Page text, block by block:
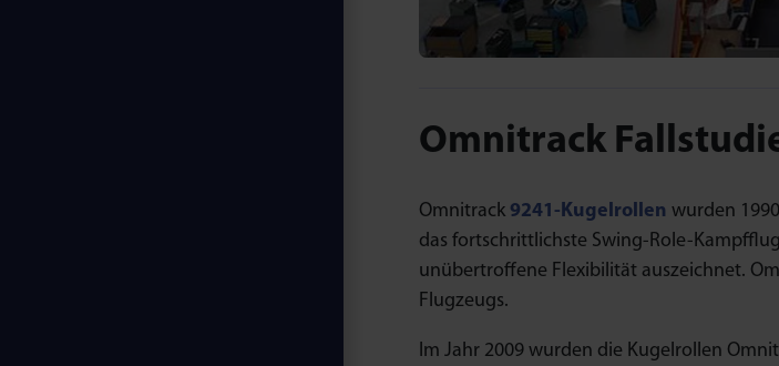
Omnitrack
Omnitrack 9241-Kugelrollen wurden
das fortschrittlichste Swing-Role-
unübertroffene Flexibilität auszeichnet.
Flugzeugs.
Im Jahr 2009 wurden die Kugelrollen